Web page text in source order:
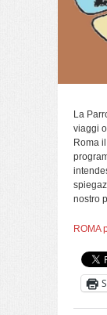
La
viaggi
Roma
nostro
ROMA